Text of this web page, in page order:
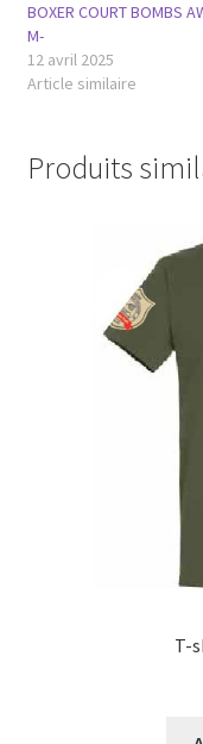
BOXER COURT BOMBS
M-
12 avril 2025
Article similaire
Produits
T-